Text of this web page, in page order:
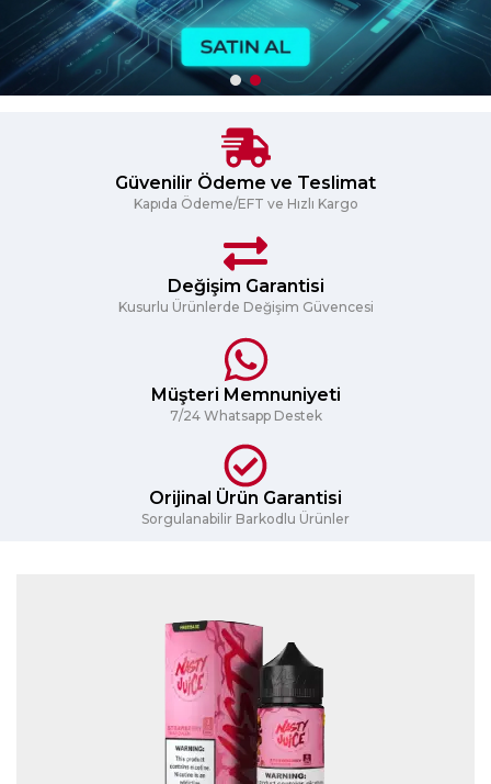
Güvenilir Ödeme ve Teslimat
Kapıda Ödeme/EFT ve Hızlı Kargo
Değişim Garantisi
Kusurlu Ürünlerde Değişim Güvencesi
Müşteri Memnuniyeti
7/24 Whatsapp Destek
Orijinal Ürün Garantisi
Sorgulanabilir Barkodlu Ürünler